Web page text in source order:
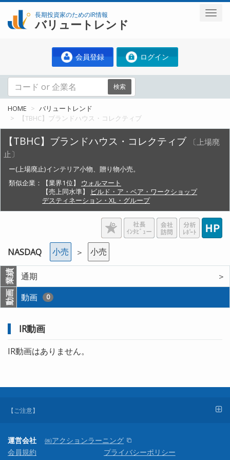
長期投資家のためのIR情報
バリュートレンド
会員登録 ログイン
検索
HOME
バリュートレンド
【TBHC】ブランドハウス・コレクティブ
【TBHC】ブランドハウス・コレクティブ
〔上場廃
止〕
ー(上場廃止)インテリア小物、贈り物小売。
類似企業：
【業界1位】
ウォルマート
【売上同水準】
ビルド・ア・ベア・ワークショップ
デスティネーション・XL・グループ
NASDAQ 小売 ＞ 小売
業績 通期 ＞
動画 動画 0
IR動画
IR動画はありません。
【ご注意】
運営会社
㈱アクションラーニング
会員規約
プライバシーポリシー